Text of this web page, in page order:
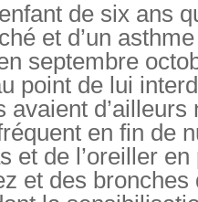
de six ans
et d’un
septembre
point de lui
avaient d’ailleurs
en fin de
et de l’oreiller
et des bronches